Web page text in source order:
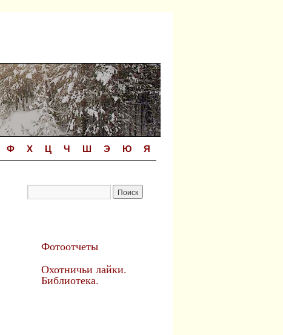
Ф Х Ц Ч Ш Э Ю Я
Фотоотчеты
Охотничьи лайки.
Библиотека.